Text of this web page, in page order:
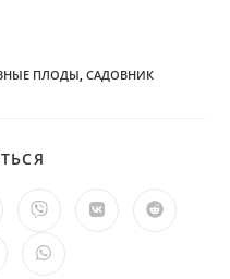
ПЛОДЫ, САДОВНИК
Открывается
в
новом
Открывается
Открывается